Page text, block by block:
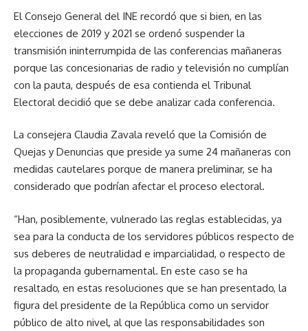
El Consejo General del INE recordó que si bien, en las
elecciones de 2019 y 2021 se ordenó suspender la
transmisión ininterrumpida de las conferencias mañaneras
porque las concesionarias de radio y televisión no cumplían
con la pauta, después de esa contienda el Tribunal
Electoral decidió que se debe analizar cada conferencia.
La consejera Claudia Zavala reveló que la Comisión de
Quejas y Denuncias que preside ya sume 24 mañaneras con
medidas cautelares porque de manera preliminar, se ha
considerado que podrían afectar el proceso electoral.
“Han, posiblemente, vulnerado las reglas establecidas, ya
sea para la conducta de los servidores públicos respecto de
sus deberes de neutralidad e imparcialidad, o respecto de
la propaganda gubernamental. En este caso se ha
resaltado, en estas resoluciones que se han presentado, la
figura del presidente de la República como un servidor
público de alto nivel, al que las responsabilidades son